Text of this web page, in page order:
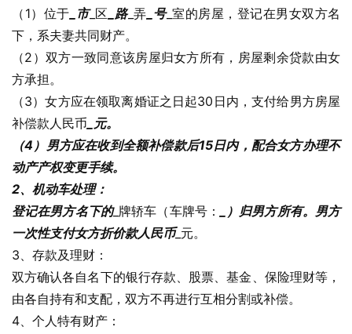
（1）位于 _市_区 _路_弄 _号_室的房屋，登记在男女双方名
下，系夫妻共同财产。
（2）双方一致同意该房屋归女方所有，房屋剩余贷款由女
方承担。
（3）女方应在领取离婚证之日起30日内，支付给男方房屋
补偿款人民币 _元。
（4）男方应在收到全额补偿款后15日内，配合女方办理不
动产产权变更手续。
2、机动车处理：
登记在男方名下的_牌轿车（车牌号：
_）归男方所有。男方
一次性支付女方折价款人民币_元。
3、存款及理财：
双方确认各自名下的银行存款、股票、基金、保险理财等，
由各自持有和支配，双方不再进行互相分割或补偿。
4、个人特有财产：